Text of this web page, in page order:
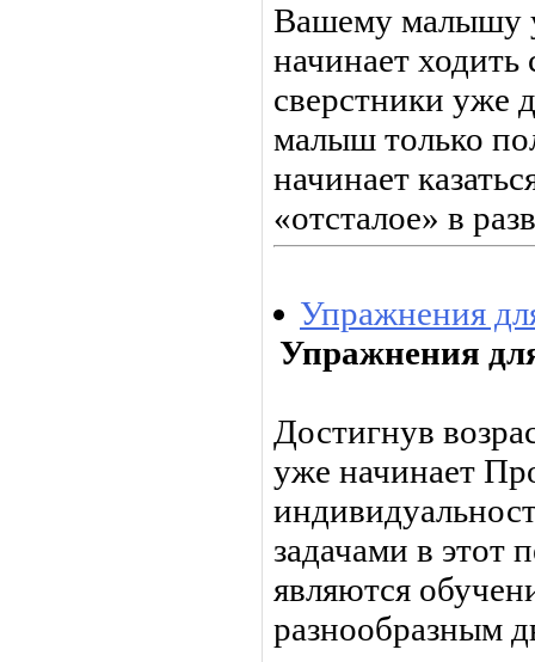
Вашему малышу
начинает ходить
сверстники уже
малыш только
начинает
«отсталое» в
Упражнения
Упражнения
Достигнув
уже на­чинает
задачами в этот
явля­ются
разнообразным